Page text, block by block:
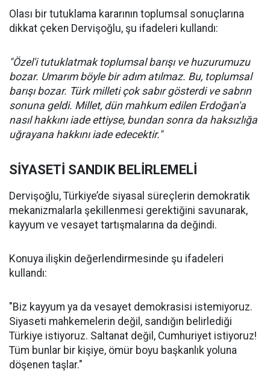
Olası bir tutuklama kararının toplumsal sonuçlarına
dikkat çeken Dervişoğlu, şu ifadeleri kullandı:
"Özel'i tutuklatmak toplumsal barışı ve huzurumuzu
bozar. Umarım böyle bir adım atılmaz. Bu, toplumsal
barışı bozar. Türk milleti çok sabır gösterdi ve sabrın
sonuna geldi. Millet, dün mahkum edilen Erdoğan'a
nasıl hakkını iade ettiyse, bundan sonra da haksızlığa
uğrayana hakkını iade edecektir."
SİYASETİ SANDIK BELİRLEMELİ
Dervişoğlu, Türkiye’de siyasal süreçlerin demokratik
mekanizmalarla şekillenmesi gerektiğini savunarak,
kayyum ve vesayet tartışmalarına da değindi.
Konuya ilişkin değerlendirmesinde şu ifadeleri
kullandı:
"Biz kayyum ya da vesayet demokrasisi istemiyoruz.
Siyaseti mahkemelerin değil, sandığın belirlediği
Türkiye istiyoruz. Saltanat değil, Cumhuriyet istiyoruz!
Tüm bunlar bir kişiye, ömür boyu başkanlık yoluna
döşenen taşlar."